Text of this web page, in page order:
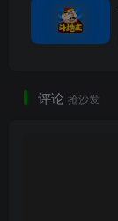
评论 抢沙发